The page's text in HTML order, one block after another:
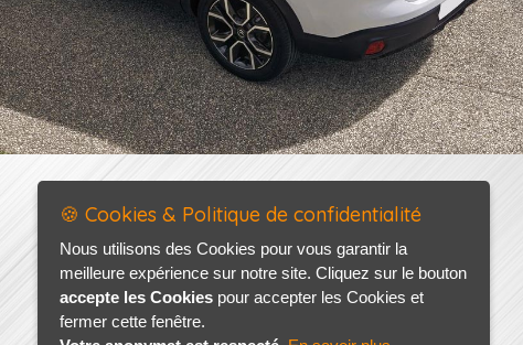
🍪 Cookies & Politique de confidentialité
Nous utilisons des Cookies pour vous garantir la
meilleure expérience sur notre site. Cliquez sur le bouton
accepte les Cookies pour accepter les Cookies et
fermer cette fenêtre.